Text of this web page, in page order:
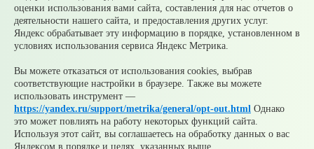
оценки использования вами сайта, составления для нас отчетов о
деятельности нашего сайта, и предоставления других услуг.
Яндекс обрабатывает эту информацию в порядке, установленном в
условиях использования сервиса Яндекс Метрика.
Вы можете отказаться от использования cookies, выбрав
соответствующие настройки в браузере. Также вы можете
использовать инструмент —
https://yandex.ru/support/metrika/general/opt-out.html Однако
это может повлиять на работу некоторых функций сайта.
Используя этот сайт, вы соглашаетесь на обработку данных о вас
Яндексом в порядке и целях, указанных выше.
Ваше сообщение отправлено
Приемная главы
Выбрать тему
обращения